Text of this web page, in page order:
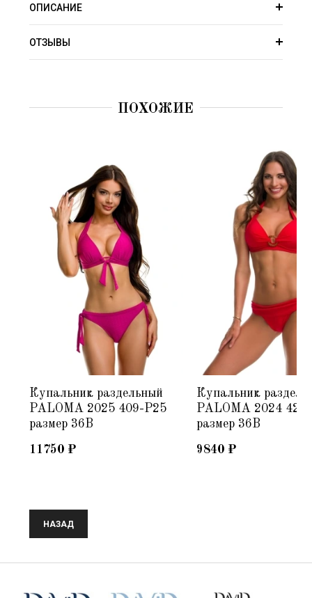
ОПИСАНИЕ
ОТЗЫВЫ
ПОХОЖИЕ
Купальник раздельный
PALOMA 2025 409-P25
размер 36B
11750 ₽
Купальник
PALOMA 2024
размер 36B
9840 ₽
НАЗАД